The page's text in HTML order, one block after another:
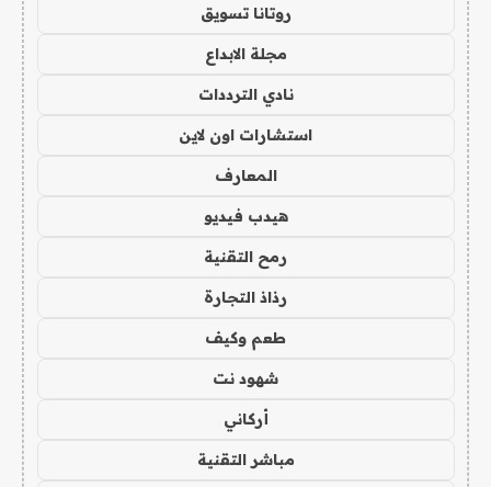
روتانا تسويق
مجلة الابداع
نادي الترددات
استشارات اون لاين
المعارف
هيدب فيديو
رمح التقنية
رذاذ التجارة
طعم وكيف
شهود نت
أركاني
مباشر التقنية